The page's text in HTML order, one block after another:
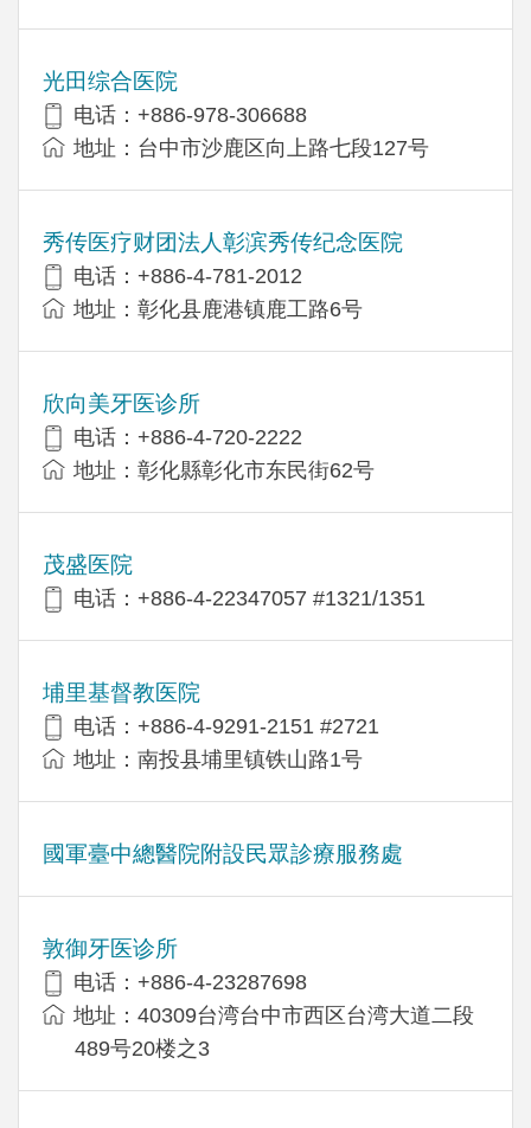
光田综合医院
电话：+886-978-306688
地址：台中市沙鹿区向上路七段127号
秀传医疗财团法人彰滨秀传纪念医院
电话：+886-4-781-2012
地址：彰化县鹿港镇鹿工路6号
欣向美牙医诊所
电话：+886-4-720-2222
地址：彰化縣彰化市东民街62号
茂盛医院
电话：+886-4-22347057 #1321/1351
埔里基督教医院
电话：+886-4-9291-2151 #2721
地址：南投县埔里镇铁山路1号
國軍臺中總醫院附設民眾診療服務處
敦御牙医诊所
电话：+886-4-23287698
地址：40309台湾台中市西区台湾大道二段
489号20楼之3